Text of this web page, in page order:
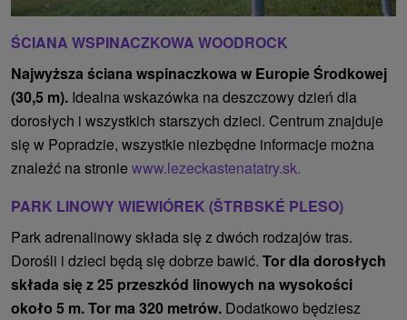
ŚCIANA WSPINACZKOWA WOODROCK
Najwyższa ściana wspinaczkowa w Europie Środkowej
(30,5 m). Idealna wskazówka na deszczowy dzień dla
dorosłych i wszystkich starszych dzieci. Centrum znajduje
się w Popradzie, wszystkie niezbędne informacje można
znaleźć na stronie www.lezeckastenatatry.sk.
PARK LINOWY WIEWIÓREK (ŠTRBSKÉ PLESO)
Park adrenalinowy składa się z dwóch rodzajów tras.
Dorośli i dzieci będą się dobrze bawić. Tor dla dorosłych
składa się z 25 przeszkód linowych na wysokości
około 5 m. Tor ma 320 metrów. Dodatkowo będziesz